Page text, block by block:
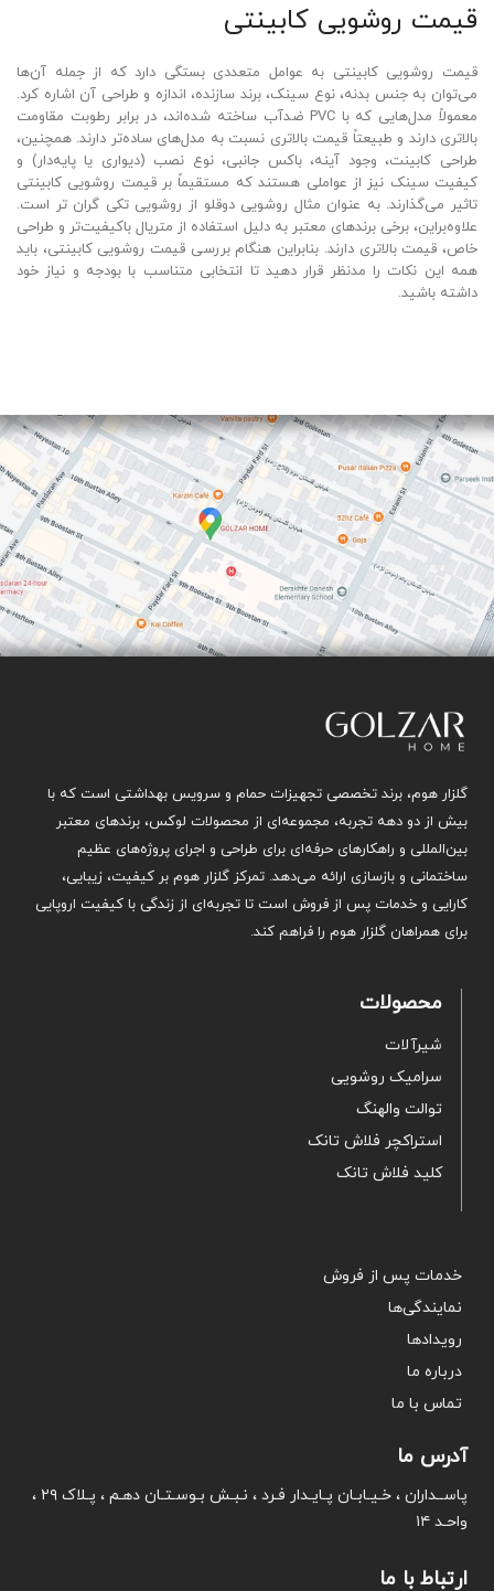
قیمت روشویی کابینتی
قیمت روشویی کابینتی به عوامل متعددی بستگی دارد که از جمله آن‌ها
می‌توان به جنس بدنه، نوع سینک، برند سازنده، اندازه و طراحی آن اشاره کرد.
معمولاً مدل‌هایی که با PVC ضدآب ساخته شده‌اند، در برابر رطوبت مقاومت
بالاتری دارند و طبیعتاً قیمت بالاتری نسبت به مدل‌های ساده‌تر دارند. همچنین،
طراحی کابینت، وجود آینه، باکس جانبی، نوع نصب (دیواری یا پایه‌دار) و
کیفیت سینک نیز از عواملی هستند که مستقیماً بر قیمت روشویی کابینتی
تاثیر می‌گذارند. به عنوان مثال روشویی دوقلو از روشویی تکی گران تر است.
علاوه‌براین، برخی برندهای معتبر به دلیل استفاده از متریال باکیفیت‌تر و طراحی
خاص، قیمت بالاتری دارند. بنابراین هنگام بررسی قیمت روشویی کابینتی، باید
همه این نکات را مدنظر قرار دهید تا انتخابی متناسب با بودجه و نیاز خود
داشته باشید.
آدرس ما
پاســداران ، خـیـابـان پـایـدار فـرد ، نـبـش بـوسـتـان دهـم ، پـلاک ۲۹ ،
واحـد ۱۴
ارتباط با ما
گلزار هوم، برند تخصصی تجهیزات حمام و سرویس بهداشتی است که با
بیش از دو دهه تجربه، مجموعه‌ای از محصولات لوکس، برندهای معتبر
بین‌المللی و راهکارهای حرفه‌ای برای طراحی و اجرای پروژه‌های عظیم
ساختمانی و بازسازی ارائه می‌دهد. تمرکز گلزار هوم بر کیفیت، زیبایی،
کارایی و خدمات پس از فروش است تا تجربه‌ای از زندگی با کیفیت اروپایی
برای همراهان گلزار هوم را فراهم کند.
خدمات پس از فروش
نمایندگی‌ها
رویدادها
درباره ما
تماس با ما
محصولات
شیرآلات
سرامیک روشویی
توالت والهنگ
استراکچر فلاش تانک
کلید فلاش تانک